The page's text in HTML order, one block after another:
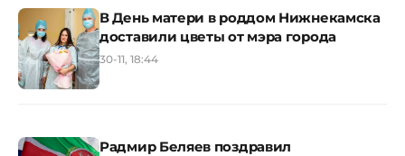
В День матери в роддом Нижнекамска
доставили цветы от мэра города
30-11, 18:44
Радмир Беляев поздравил